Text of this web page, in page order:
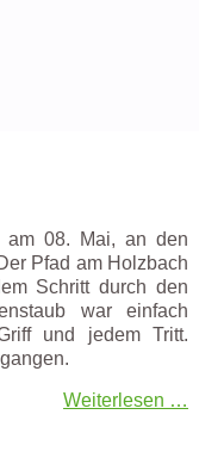
am 08. Mai, an den
Pfad am Holzbach
Schritt durch den
war einfach
und jedem Tritt.
Weiterlesen …